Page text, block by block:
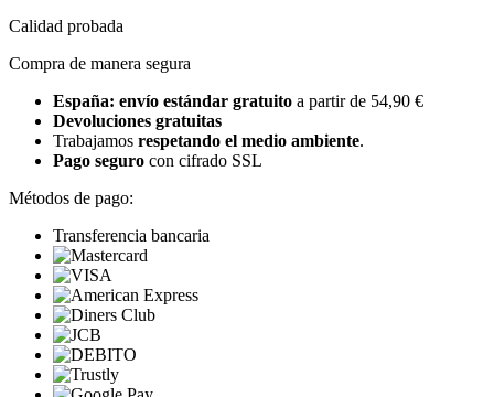
Calidad probada
Compra de manera segura
España: envío estándar gratuito a partir de 54,90 €
Devoluciones gratuitas
Trabajamos respetando el medio ambiente.
Pago seguro con cifrado SSL
Métodos de pago:
Transferencia bancaria